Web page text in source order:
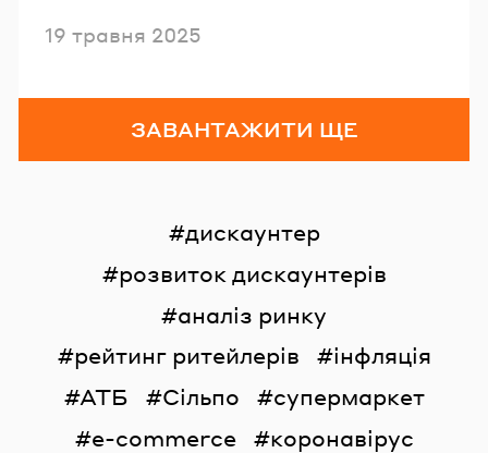
Опубліковано
19 травня 2025
ЗАВАНТАЖИТИ ЩЕ
дискаунтер
розвиток дискаунтерів
аналіз ринку
рейтинг ритейлерів
інфляція
АТБ
Сільпо
супермаркет
e-commerce
коронавірус